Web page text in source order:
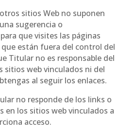
sitios Web no suponen
sugerencia o
que visites las páginas
están fuera del control del
Titular no es responsable del
sitios web vinculados ni del
al seguir los enlaces.
no responde de los links o
en los sitios web vinculados a
acceso.